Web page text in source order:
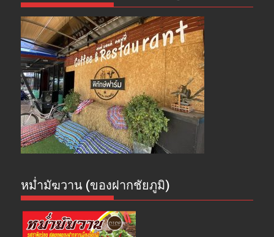
หม่ำมัฆวาน (ของฝากชัยภูมิ)